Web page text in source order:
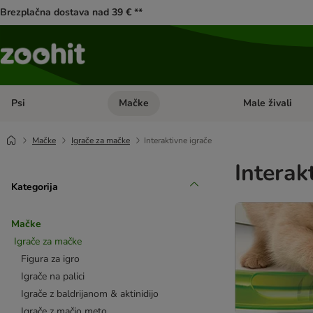
Brezplačna dostava nad 39 € **
Psi Odprite meni kategorij: Psi
Mačke Odprite meni
Male živali
Mačke Igrače za mačke Interaktivne igrače
Kategorija
Mačke
Igrače za mačke
Figura za igro
Igrače na palici
Igrače z baldrijanom & aktinidijo